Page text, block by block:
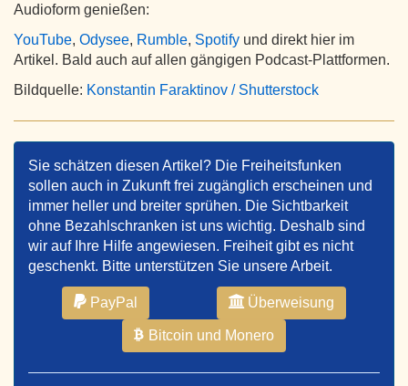
Audioform genießen:
YouTube, Odysee, Rumble, Spotify und direkt hier im
Artikel. Bald auch auf allen gängigen Podcast-Plattformen.
Bildquelle: Konstantin Faraktinov / Shutterstock
Sie schätzen diesen Artikel? Die Freiheitsfunken
sollen auch in Zukunft frei zugänglich erscheinen und
immer heller und breiter sprühen. Die Sichtbarkeit
ohne Bezahlschranken ist uns wichtig. Deshalb sind
wir auf Ihre Hilfe angewiesen. Freiheit gibt es nicht
geschenkt. Bitte unterstützen Sie unsere Arbeit.
PayPal Überweisung
Bitcoin und Monero